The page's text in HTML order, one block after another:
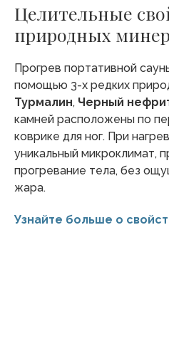
Целительные
природных
Прогрев портативной
помощью 3-х редких
Турмалин, Черный
камней расположены по
коврике для ног. При
уникальный микроклимат,
прогревание тела, без
жара.
Узнайте больше о